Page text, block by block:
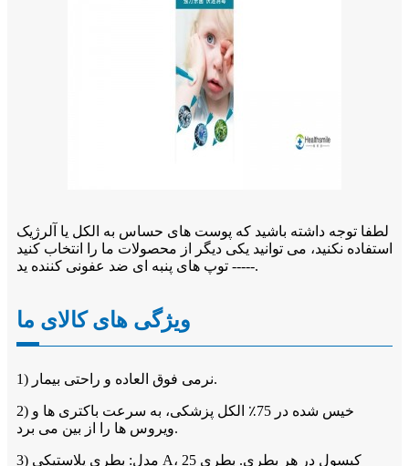
لطفا توجه داشته باشید که پوست های حساس به الکل یا آلرژیک
استفاده نکنید، می توانید یکی دیگر از محصولات ما را انتخاب کنید
----- توپ های پنبه ای ضد عفونی کننده ید.
ویژگی های کالای ما
1) نرمی فوق العاده و راحتی بیمار.
2) خیس شده در 75٪ الکل پزشکی، به سرعت باکتری ها و
ویروس ها را از بین می برد.
3) مدل: بطری پلاستیکی A، 25 کپسول در هر بطری. بطری